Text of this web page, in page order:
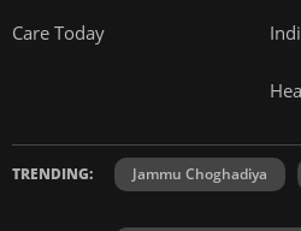
Care Today
TRENDING: Jammu Choghadiya